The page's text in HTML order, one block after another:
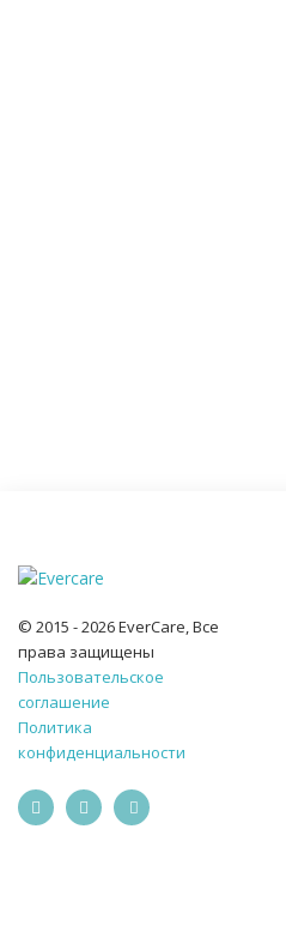
© 2015 - 2026 EverCare, Все
права защищены
Пользовательское
соглашение
Политика
конфиденциальности